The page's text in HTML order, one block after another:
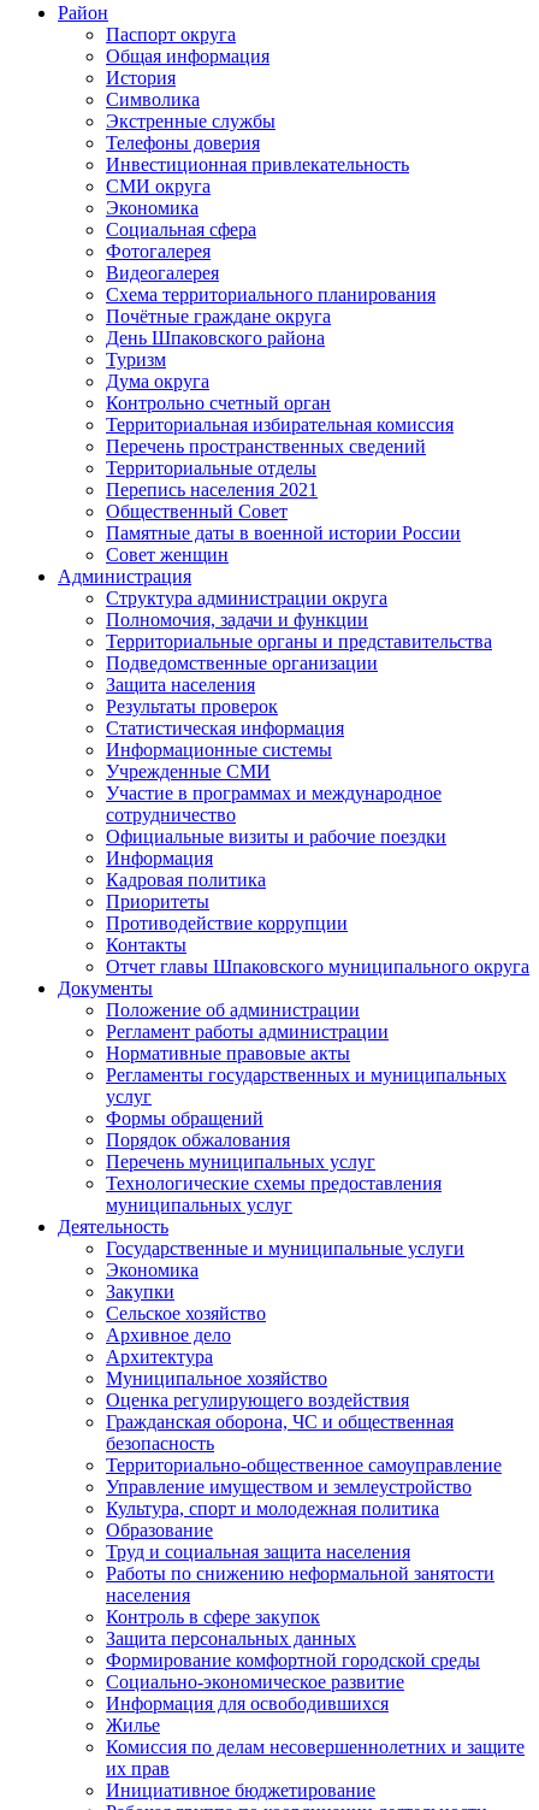
Район
Паспорт округа
Общая информация
История
Символика
Экстренные службы
Телефоны доверия
Инвестиционная привлекательность
СМИ округа
Экономика
Социальная сфера
Фотогалерея
Видеогалерея
Схема территориального планирования
Почётные граждане округа
День Шпаковского района
Туризм
Дума округа
Контрольно счетный орган
Территориальная избирательная комиссия
Перечень пространственных сведений
Территориальные отделы
Перепись населения 2021
Общественный Совет
Памятные даты в военной истории России
Совет женщин
Администрация
Структура администрации округа
Полномочия, задачи и функции
Территориальные органы и представительства
Подведомственные организации
Защита населения
Результаты проверок
Статистическая информация
Информационные системы
Учрежденные СМИ
Участие в программах и международное
сотрудничество
Официальные визиты и рабочие поездки
Информация
Кадровая политика
Приоритеты
Противодействие коррупции
Контакты
Отчет главы Шпаковского муниципального округа
Документы
Положение об администрации
Регламент работы администрации
Нормативные правовые акты
Регламенты государственных и муниципальных
услуг
Формы обращений
Порядок обжалования
Перечень муниципальных услуг
Технологические схемы предоставления
муниципальных услуг
Деятельность
Государственные и муниципальные услуги
Экономика
Закупки
Сельское хозяйство
Архивное дело
Архитектура
Муниципальное хозяйство
Оценка регулирующего воздействия
Гражданская оборона, ЧС и общественная
безопасность
Территориально-общественное самоуправление
Управление имуществом и землеустройство
Культура, спорт и молодежная политика
Образование
Труд и социальная защита населения
Работы по снижению неформальной занятости
населения
Контроль в сфере закупок
Защита персональных данных
Формирование комфортной городской среды
Социально-экономическое развитие
Информация для освободившихся
Жилье
Комиссия по делам несовершеннолетних и защите
их прав
Инициативное бюджетирование